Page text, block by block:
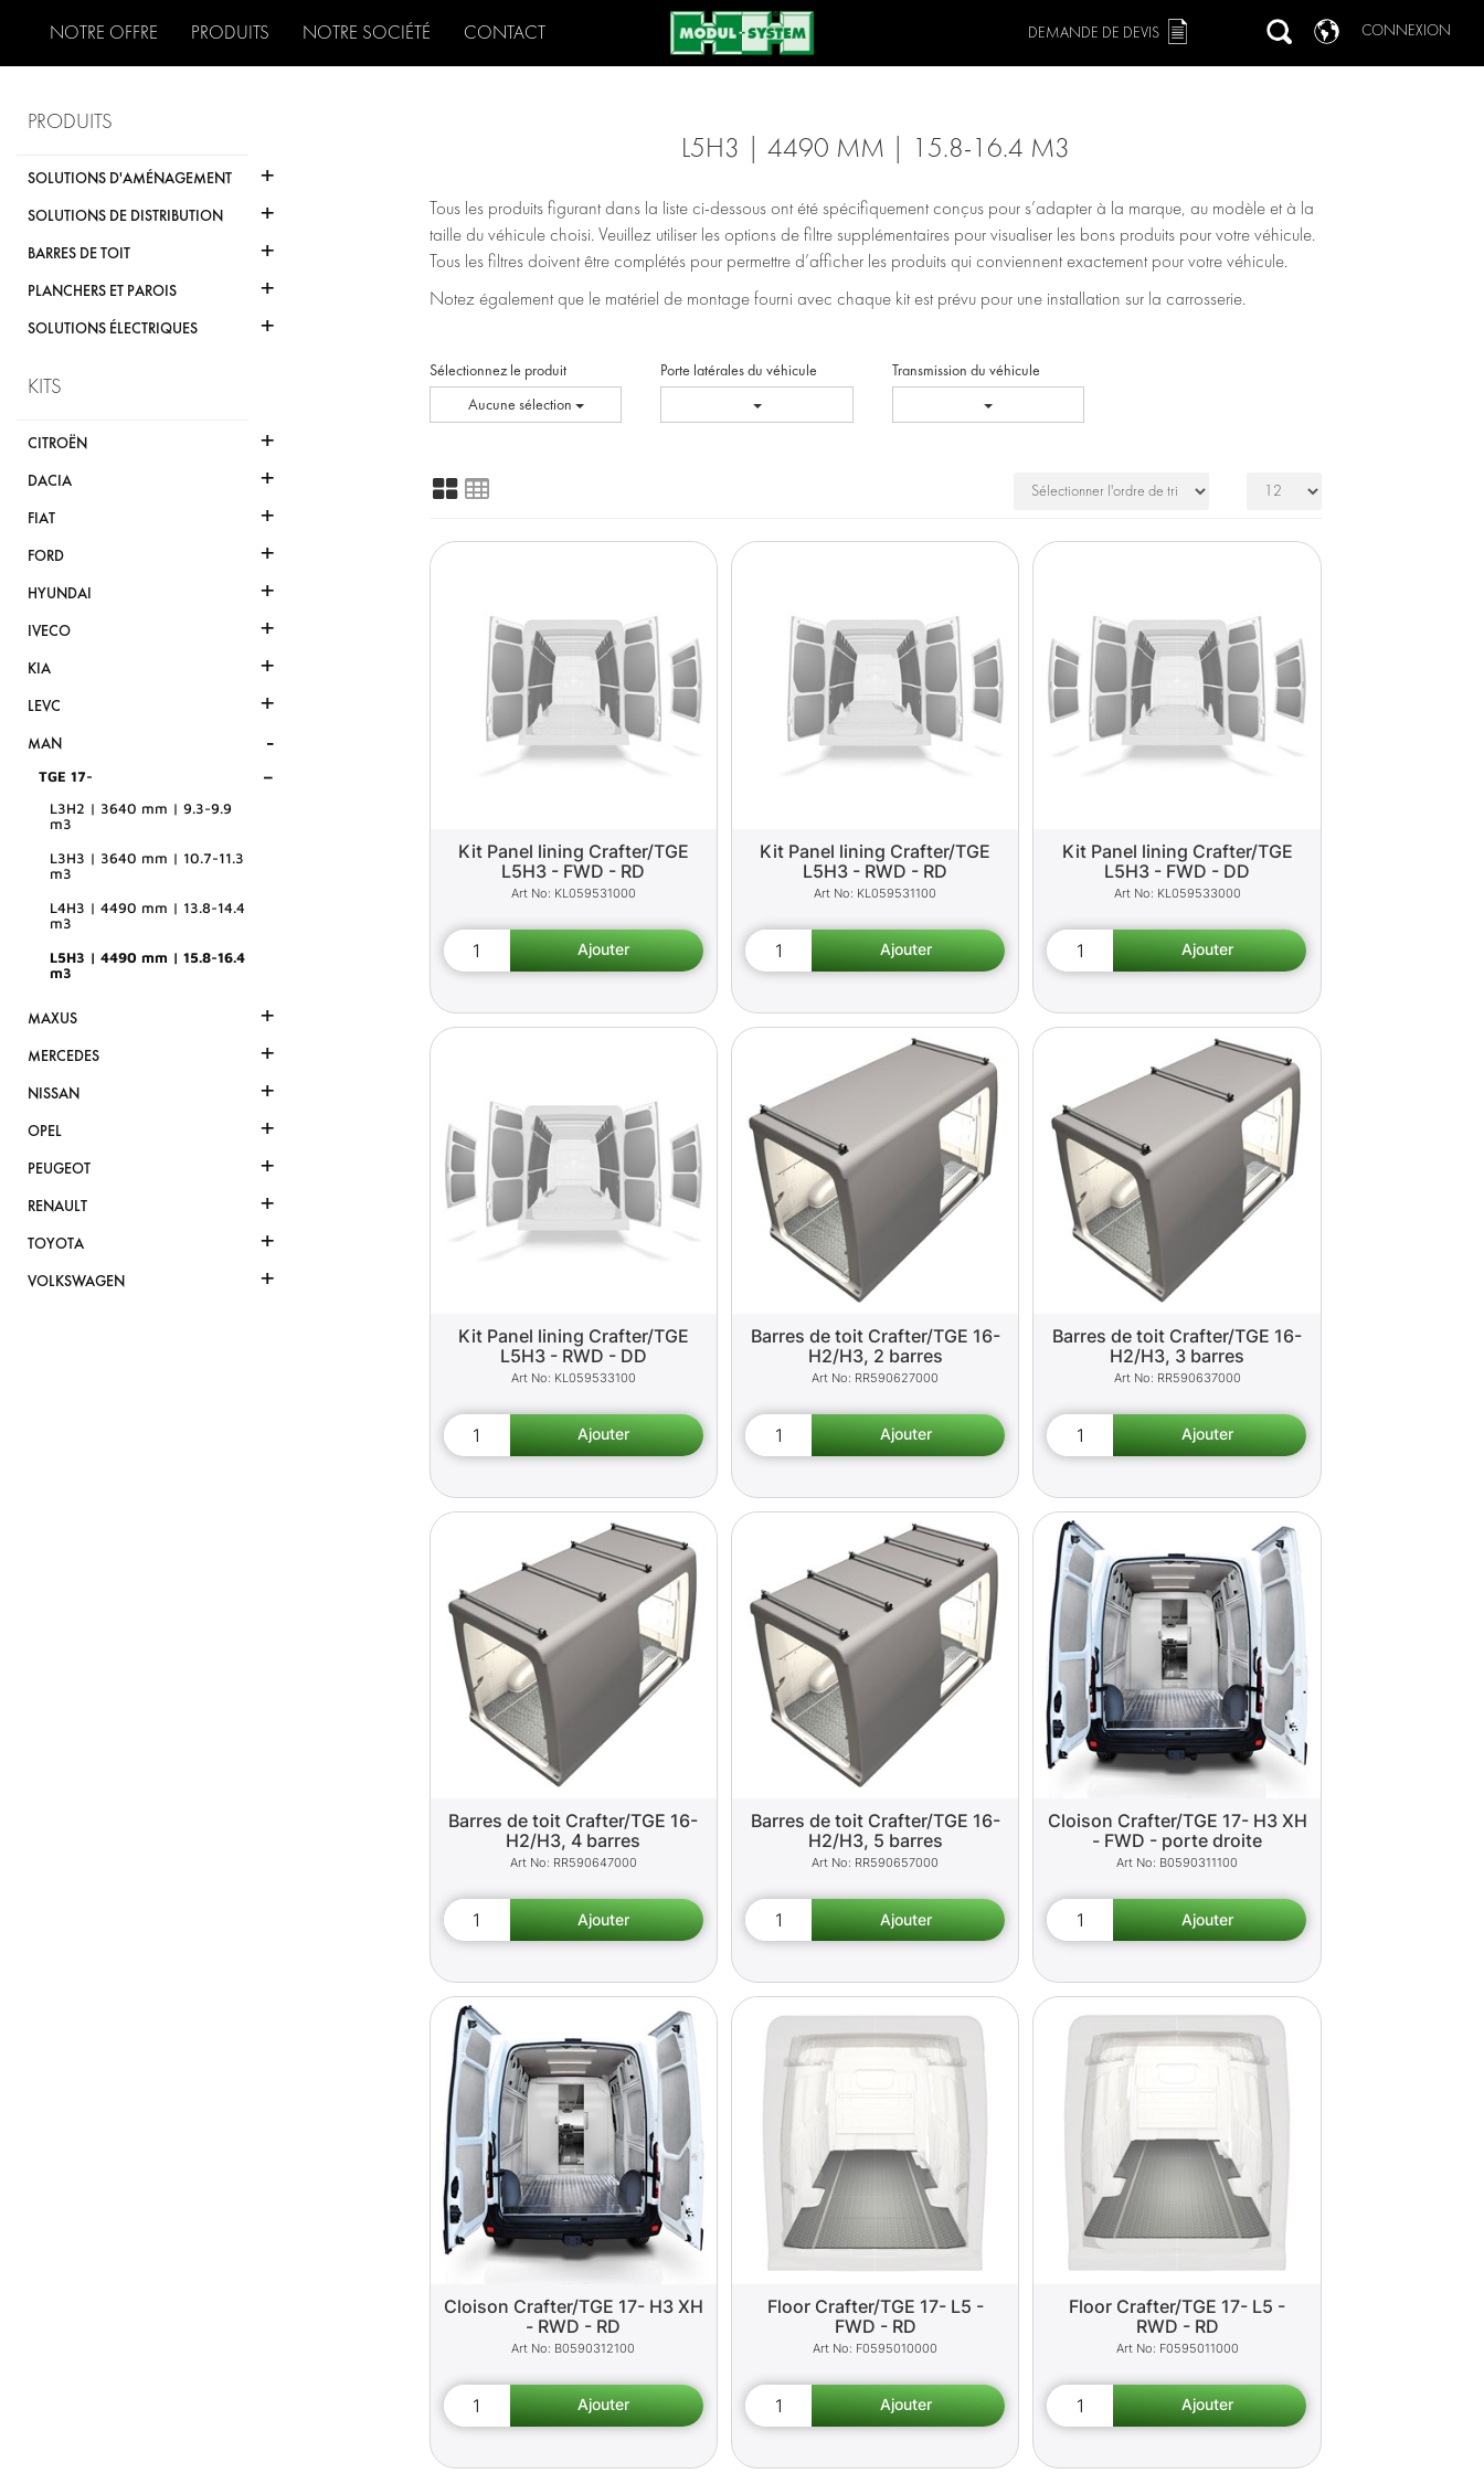
NOTRE OFFRE PRODUITS NOTRE SOCIÉTÉ CONTACT CONNEXION
DEMANDE DE DEVIS
PRODUITS
SOLUTIONS D'AMÉNAGEMENT +
SOLUTIONS DE DISTRIBUTION +
BARRES DE TOIT +
PLANCHERS ET PAROIS +
SOLUTIONS ÉLECTRIQUES +
KITS
CITROËN +
DACIA +
FIAT +
FORD +
HYUNDAI +
IVECO +
KIA +
LEVC +
MAN -
TGE 17- -
L3H2 | 3640 mm | 9.3-9.9
m3
L3H3 | 3640 mm | 10.7-11.3
m3
L4H3 | 4490 mm | 13.8-14.4
m3
L5H3 | 4490 mm | 15.8-16.4
m3
MAXUS +
MERCEDES +
NISSAN +
OPEL +
PEUGEOT +
RENAULT +
TOYOTA +
VOLKSWAGEN +
L5H3 | 4490 MM | 15.8-16.4 M3
Tous les produits figurant dans la liste ci-dessous ont été spécifiquement conçus pour s’adapter à la marque, au modèle et à la
taille du véhicule choisi. Veuillez utiliser les options de filtre supplémentaires pour visualiser les bons produits pour votre véhicule.
Tous les filtres doivent être complétés pour permettre d’afficher les produits qui conviennent exactement pour votre véhicule.
Notez également que le matériel de montage fourni avec chaque kit est prévu pour une installation sur la carrosserie.
Sélectionnez le produit
Aucune sélection
Porte latérales du véhicule Transmission du véhicule
Kit Panel lining Crafter/TGE
L5H3 - FWD - RD
KL059531000
Kit Panel lining Crafter/TGE
L5H3 - RWD - RD
KL059531100
Kit Panel lining Crafter/TGE
L5H3 - FWD - DD
KL059533000
Kit Panel lining Crafter/TGE
L5H3 - RWD - DD
KL059533100
Barres de toit Crafter/TGE 16-
H2/H3, 2 barres
RR590627000
Barres de toit Crafter/TGE 16-
H2/H3, 3 barres
RR590637000
Barres de toit Crafter/TGE 16-
H2/H3, 4 barres
RR590647000
Barres de toit Crafter/TGE 16-
H2/H3, 5 barres
RR590657000
Cloison Crafter/TGE 17- H3 XH
- FWD - porte droite
B0590311100
Cloison Crafter/TGE 17- H3 XH
- RWD - RD
B0590312100
Floor Crafter/TGE 17- L5 -
FWD - RD
F0595010000
Floor Crafter/TGE 17- L5 -
RWD - RD
F0595011000